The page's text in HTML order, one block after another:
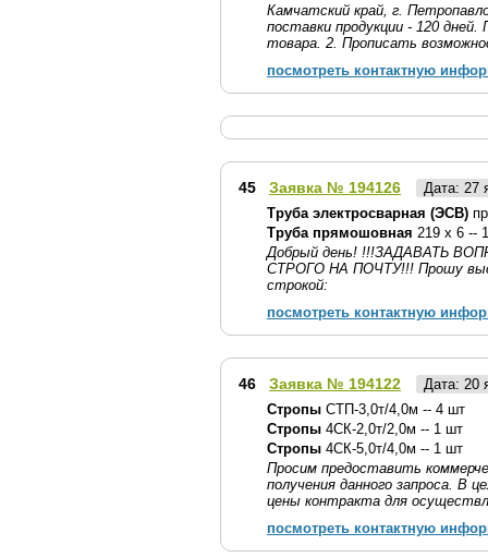
Камчатский край, г.
поставки продукции - 120
товара. 2. Прописать
посмотреть контактную
45 Заявка № 194126
Дата: 27
Труба электросварная (ЭСВ)
Труба прямошовная 219 х 6 --
Добрый день! !!!ЗАДАВАТЬ
СТРОГО НА ПОЧТУ!!! Прошу
строкой:
посмотреть контактную
46 Заявка № 194122
Дата: 20
Стропы СТП-3,0т/4,0м -- 4 шт
Стропы 4СК-2,0т/2,0м -- 1 шт
Стропы 4СК-5,0т/4,0м -- 1 шт
Просим предоставить
получения данного запроса. В
цены контракта для
посмотреть контактную